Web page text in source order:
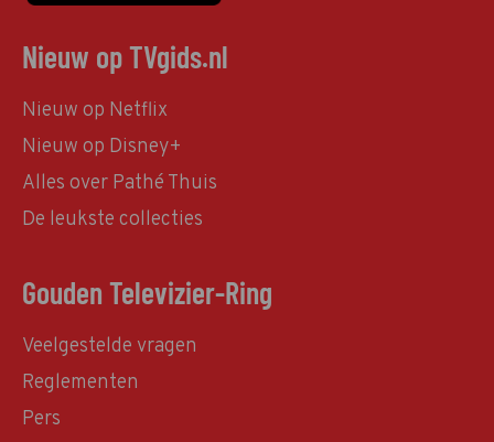
Nieuw op TVgids.nl
Nieuw op Netflix
Nieuw op Disney+
Alles over Pathé Thuis
De leukste collecties
Gouden Televizier-Ring
Veelgestelde vragen
Reglementen
Pers